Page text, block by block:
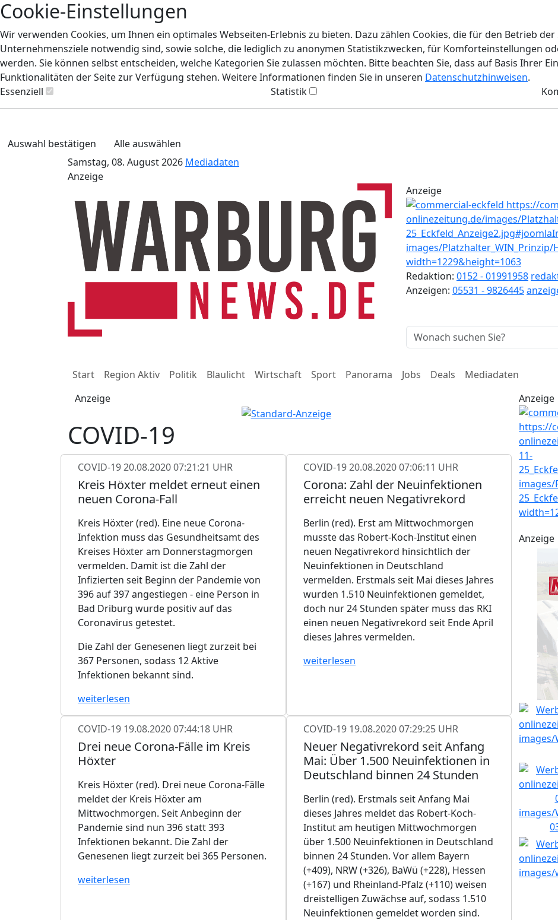
Cookie-Einstellungen
Wir verwenden Cookies, um Ihnen ein optimales Webseiten-Erlebnis zu bieten. Dazu zählen Cookies, die für den Betrieb
Unternehmensziele notwendig sind, sowie solche, die lediglich zu anonymen Statistikzwecken, für Komforteinstellungen
werden. Sie können selbst entscheiden, welche Kategorien Sie zulassen möchten. Bitte beachten Sie, dass auf Basis Ihrer
Funktionalitäten der Seite zur Verfügung stehen. Weitere Informationen finden Sie in unseren Datenschutzhinweisen.
Essenziell
Statistik
Auswahl bestätigen
Alle auswählen
Samstag, 08. August 2026 Mediadaten
Anzeige
Anzeige
Redaktion: 0152 - 01991958
Anzeigen: 05531 - 9826445
Start Region Aktiv Politik Blaulicht Wirtschaft Sport Panorama Jobs Deals
Mediadaten
Anzeige
COVID-19
COVID-1920.08.2020 07:21:21 UHR
Kreis Höxter meldet erneut einen
neuen Corona-Fall
Kreis Höxter (red). Eine neue Corona-
Infektion muss das Gesundheitsamt des
Kreises Höxter am Donnerstagmorgen
vermelden. Damit ist die Zahl der
Infizierten seit Beginn der Pandemie von
396 auf 397 angestiegen - eine Person in
Bad Driburg wurde positiv auf das
Coronavirus getestet.
Die Zahl der Genesenen liegt zurzeit bei
367 Personen, sodass 12 Aktive
Infektionen bekannt sind.
weiterlesen
COVID-1920.08.2020 07:06:11 UHR
Corona: Zahl der Neuinfektionen
erreicht neuen Negativrekord
Berlin (red). Erst am Mittwochmorgen
musste das Robert-Koch-Institut einen
neuen Negativrekord hinsichtlich der
Neuinfektionen in Deutschland
vermelden. Erstmals seit Mai dieses Jahres
wurden 1.510 Neuinfektionen gemeldet,
doch nur 24 Stunden später muss das RKI
einen neuen Negativrekord seit Ende April
dieses Jahres vermelden.
weiterlesen
COVID-19 19.08.2020 07:44:18 UHR
Drei neue Corona-Fälle im Kreis
Höxter
Kreis Höxter (red). Drei neue Corona-Fälle
meldet der Kreis Höxter am
Mittwochmorgen. Seit Anbeginn der
Pandemie sind nun 396 statt 393
Infektionen bekannt. Die Zahl der
Genesenen liegt zurzeit bei 365 Personen.
weiterlesen
COVID-19 19.08.2020 07:29:25 UHR
Neuer Negativrekord seit Anfang
Mai: Über 1.500 Neuinfektionen in
Deutschland binnen 24 Stunden
Berlin (red). Erstmals seit Anfang Mai
dieses Jahres meldet das Robert-Koch-
Institut am heutigen Mittwochmorgen
über 1.500 Neuinfektionen in Deutschland
binnen 24 Stunden. Vor allem Bayern
(+409), NRW (+326), BaWü (+228), Hessen
(+167) und Rheinland-Pfalz (+110) weisen
dreistelligen Zuwächse auf, sodass 1.510
Neuinfektionen gemeldet worden sind.
Anzeige
Anzeige